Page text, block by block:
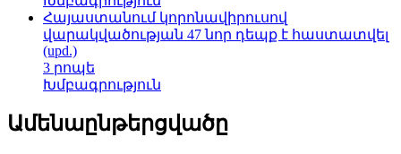
Հայաստանում կորոնավիրուսով
վարակվածության 47 նոր դեպք է հաստատվել
(upd.)
3 րոպե
Խմբագրություն
Ամենաընթերցվածը